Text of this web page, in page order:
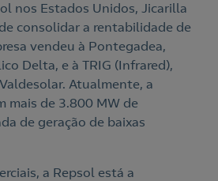
nos Estados Unidos, Jicarilla
consolidar a rentabilidade de
vendeu à Pontegadea,
Delta, e à TRIG (Infrared),
Atualmente, a
mais de 3.800 MW de
de geração de baixas
a Repsol está a